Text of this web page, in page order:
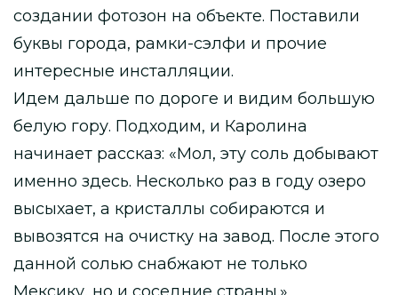
создании фотозон на объекте. Поставили
буквы города, рамки-сэлфи и прочие
интересные инсталляции.
Идем дальше по дороге и видим большую
белую гору. Подходим, и Каролина
начинает рассказ: «Мол, эту соль добывают
именно здесь. Несколько раз в году озеро
высыхает, а кристаллы собираются и
вывозятся на очистку на завод. После этого
данной солью снабжают не только